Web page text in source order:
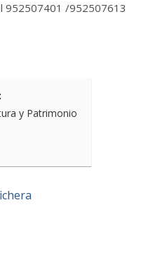
952507401 /952507613
y Patrimonio